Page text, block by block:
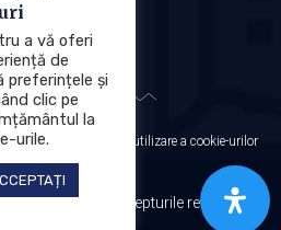
(GDPR) Politica de utilizare a cookie-urilor
© 2025. Toate drepturile rezervate.
a vă oferi
de
preferințele și
clic pe
la
urile.